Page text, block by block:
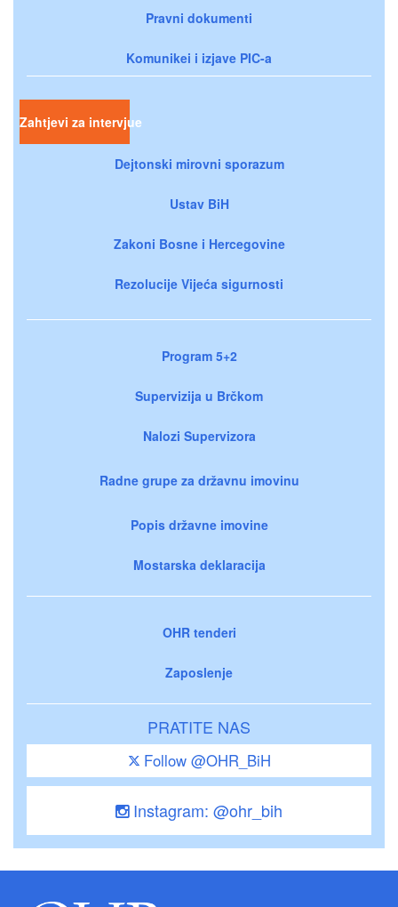
Pravni dokumenti
Komunikei i izjave PIC-a
Zahtjevi za intervjue
Dejtonski mirovni sporazum
Ustav BiH
Zakoni Bosne i Hercegovine
Rezolucije Vijeća sigurnosti
Program 5+2
Supervizija u Brčkom
Nalozi Supervizora
Radne grupe za državnu imovinu
Popis državne imovine
Mostarska deklaracija
OHR tenderi
Zaposlenje
PRATITE NAS
Follow @OHR_BiH
Instagram: @ohr_bih